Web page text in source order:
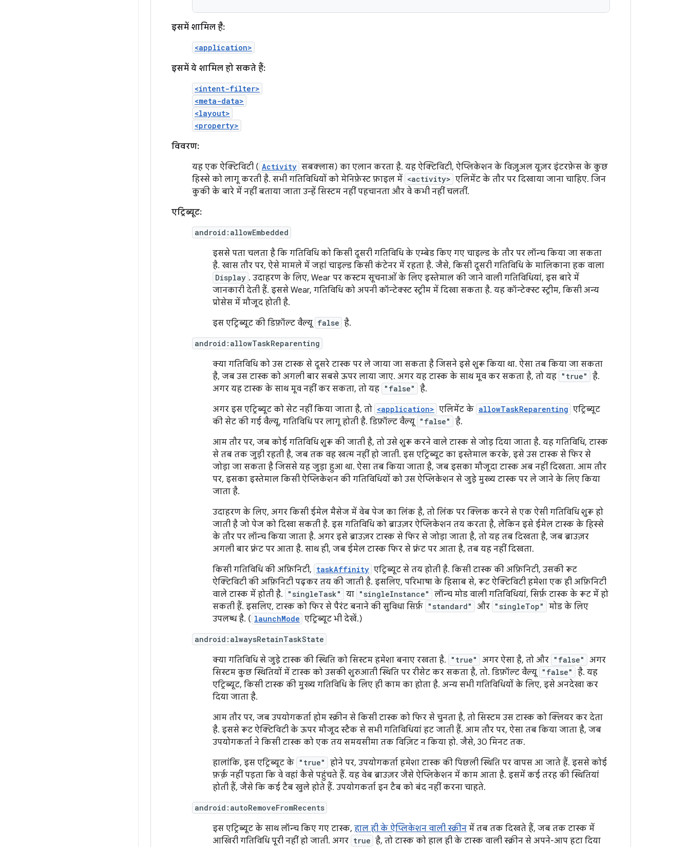
इसमें शामिल है:
<application>
इसमें ये शामिल हो सकते हैं:
<intent-filter>
<meta-data>
<layout>
<property>
विवरण:
यह एक ऐक्टिविटी ( Activity सबक्लास) का एलान करता है. यह ऐक्टिविटी, ऐप्लिकेशन के विज़ुअल यूज़र इंटरफ़ेस के कुछ
हिस्से को लागू करती है. सभी गतिविधियों को मेनिफ़ेस्ट फ़ाइल में <activity> एलिमेंट के तौर पर दिखाया जाना चाहिए. जिन
कुकी के बारे में नहीं बताया जाता उन्हें सिस्टम नहीं पहचानता और वे कभी नहीं चलतीं.
एट्रिब्यूट:
android:allowEmbedded
इससे पता चलता है कि गतिविधि को किसी दूसरी गतिविधि के एम्बेड किए गए चाइल्ड के तौर पर लॉन्च किया जा सकता
है. खास तौर पर, ऐसे मामले में जहां चाइल्ड किसी कंटेनर में रहता है. जैसे, किसी दूसरी गतिविधि के मालिकाना हक वाला
Display . उदाहरण के लिए, Wear पर कस्टम सूचनाओं के लिए इस्तेमाल की जाने वाली गतिविधियां, इस बारे में
जानकारी देती हैं. इससे Wear, गतिविधि को अपनी कॉन्टेक्स्ट स्ट्रीम में दिखा सकता है. यह कॉन्टेक्स्ट स्ट्रीम, किसी अन्य
प्रोसेस में मौजूद होती है.
इस एट्रिब्यूट की डिफ़ॉल्ट वैल्यू false है.
android:allowTaskReparenting
क्या गतिविधि को उस टास्क से दूसरे टास्क पर ले जाया जा सकता है जिसने इसे शुरू किया था. ऐसा तब किया जा सकता
है, जब उस टास्क को अगली बार सबसे ऊपर लाया जाए. अगर यह टास्क के साथ मूव कर सकता है, तो यह "true"
है.
अगर यह टास्क के साथ मूव नहीं कर सकता, तो यह "false"
है.
अगर इस एट्रिब्यूट को सेट नहीं किया जाता है, तो <application> एलिमेंट के allowTaskReparenting एट्रिब्यूट
की सेट की गई वैल्यू, गतिविधि पर लागू होती है. डिफ़ॉल्ट वैल्यू "false"
है.
आम तौर पर, जब कोई गतिविधि शुरू की जाती है, तो उसे शुरू करने वाले टास्क से जोड़ दिया जाता है. यह गतिविधि, टास्क
से तब तक जुड़ी रहती है, जब तक वह खत्म नहीं हो जाती. इस एट्रिब्यूट का इस्तेमाल करके, इसे उस टास्क से फिर से
जोड़ा जा सकता है जिससे यह जुड़ा हुआ था. ऐसा तब किया जाता है, जब इसका मौजूदा टास्क अब नहीं दिखता. आम तौर
पर, इसका इस्तेमाल किसी ऐप्लिकेशन की गतिविधियों को उस ऐप्लिकेशन से जुड़े मुख्य टास्क पर ले जाने के लिए किया
जाता है.
उदाहरण के लिए, अगर किसी ईमेल मैसेज में वेब पेज का लिंक है, तो लिंक पर क्लिक करने से एक ऐसी गतिविधि शुरू हो
जाती है जो पेज को दिखा सकती है. इस गतिविधि को ब्राउज़र ऐप्लिकेशन तय करता है, लेकिन इसे ईमेल टास्क के हिस्से
के तौर पर लॉन्च किया जाता है. अगर इसे ब्राउज़र टास्क से फिर से जोड़ा जाता है, तो यह तब दिखता है, जब ब्राउज़र
अगली बार फ़्रंट पर आता है. साथ ही, जब ईमेल टास्क फिर से फ़्रंट पर आता है, तब यह नहीं दिखता.
किसी गतिविधि की अफ़िनिटी, taskAffinity एट्रिब्यूट से तय होती है. किसी टास्क की अफ़िनिटी, उसकी रूट
ऐक्टिविटी की अफ़िनिटी पढ़कर तय की जाती है. इसलिए, परिभाषा के हिसाब से, रूट ऐक्टिविटी हमेशा एक ही अफ़िनिटी
वाले टास्क में होती है.
"singleTask" या "singleInstance"
लॉन्च मोड वाली गतिविधियां, सिर्फ़ टास्क के रूट में हो
सकती हैं. इसलिए, टास्क को फिर से पैरंट बनाने की सुविधा सिर्फ़ "standard" और "singleTop"
मोड के लिए
उपलब्ध है. ( launchMode एट्रिब्यूट भी देखें.)
android:alwaysRetainTaskState
क्या गतिविधि से जुड़े टास्क की स्थिति को सिस्टम हमेशा बनाए रखता है. "true" अगर ऐसा है, तो और "false"
अगर
सिस्टम कुछ स्थितियों में टास्क को उसकी शुरुआती स्थिति पर रीसेट कर सकता है, तो. डिफ़ॉल्ट वैल्यू "false"
है. यह
एट्रिब्यूट, किसी टास्क की मुख्य गतिविधि के लिए ही काम का होता है. अन्य सभी गतिविधियों के लिए, इसे अनदेखा कर
दिया जाता है.
आम तौर पर, जब उपयोगकर्ता होम स्क्रीन से किसी टास्क को फिर से चुनता है, तो सिस्टम उस टास्क को क्लियर कर देता
है. इससे रूट ऐक्टिविटी के ऊपर मौजूद स्टैक से सभी गतिविधियां हट जाती हैं. आम तौर पर, ऐसा तब किया जाता है, जब
उपयोगकर्ता ने किसी टास्क को एक तय समयसीमा तक विज़िट न किया हो. जैसे, 30 मिनट तक.
हालांकि, इस एट्रिब्यूट के "true"
होने पर, उपयोगकर्ता हमेशा टास्क की पिछली स्थिति पर वापस आ जाते हैं. इससे कोई
फ़र्क़ नहीं पड़ता कि वे वहां कैसे पहुंचते हैं. यह वेब ब्राउज़र जैसे ऐप्लिकेशन में काम आता है. इसमें कई तरह की स्थितियां
होती हैं, जैसे कि कई टैब खुले होते हैं. उपयोगकर्ता इन टैब को बंद नहीं करना चाहते.
android:autoRemoveFromRecents
इस एट्रिब्यूट के साथ लॉन्च किए गए टास्क, हाल ही के ऐप्लिकेशन वाली स्क्रीन में तब तक दिखते हैं, जब तक टास्क में
आखिरी गतिविधि पूरी नहीं हो जाती. अगर true है, तो टास्क को हाल ही के टास्क वाली स्क्रीन से अपने-आप हटा दिया